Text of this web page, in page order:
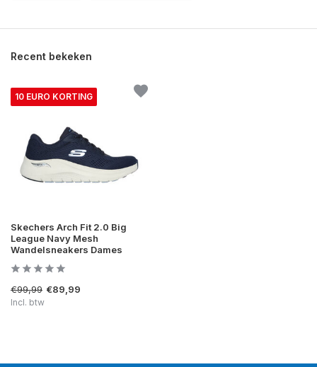
Recent bekeken
10 EURO KORTING
Skechers Arch Fit 2.0 Big
League Navy Mesh
Wandelsneakers Dames
€99,99 €89,99
Incl. btw